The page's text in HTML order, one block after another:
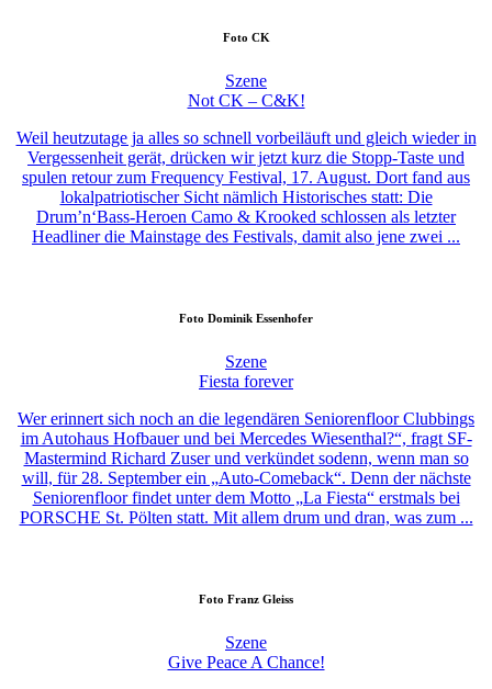
Foto CK
Szene
Not CK – C&K!
Weil heutzutage ja alles so schnell vorbeiläuft und gleich wieder in
Vergessenheit gerät, drücken wir jetzt kurz die Stopp-Taste und
spulen retour zum Frequency Festival, 17. August. Dort fand aus
lokalpatriotischer Sicht nämlich Historisches statt: Die
Drum’n‘Bass-Heroen Camo & Krooked schlossen als letzter
Headliner die Mainstage des Festivals, damit also jene zwei ...
Foto Dominik Essenhofer
Szene
Fiesta forever
Wer erinnert sich noch an die legendären Seniorenfloor Clubbings
im Autohaus Hofbauer und bei Mercedes Wiesenthal?“, fragt SF-
Mastermind Richard Zuser und verkündet sodenn, wenn man so
will, für 28. September ein „Auto-Comeback“. Denn der nächste
Seniorenfloor findet unter dem Motto „La Fiesta“ erstmals bei
PORSCHE St. Pölten statt. Mit allem drum und dran, was zum ...
Foto Franz Gleiss
Szene
Give Peace A Chance!